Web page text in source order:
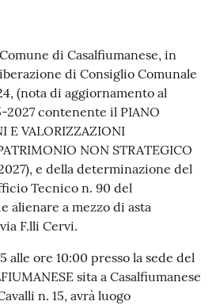
di Casalfiumanese, in
di Consiglio Comunale
(nota di aggiornamento al
2027 contenente il PIANO
E VALORIZZAZIONI
NON STRATEGICO
e della determinazione del
Tecnico n. 90 del
alienare a mezzo di asta
F.lli Cervi.
ore 10:00 presso la sede del
sita a Casalfiumanese
n. 15, avrà luogo